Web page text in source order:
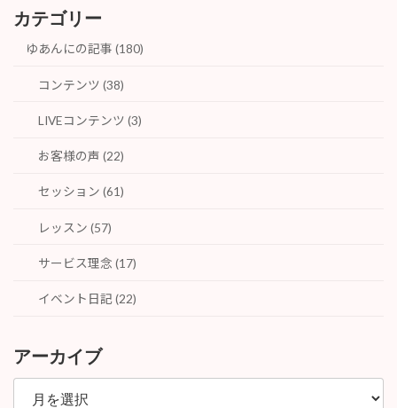
カテゴリー
ゆあんにの記事 (180)
コンテンツ (38)
LIVEコンテンツ (3)
お客様の声 (22)
セッション (61)
レッスン (57)
サービス理念 (17)
イベント日記 (22)
アーカイブ
ア